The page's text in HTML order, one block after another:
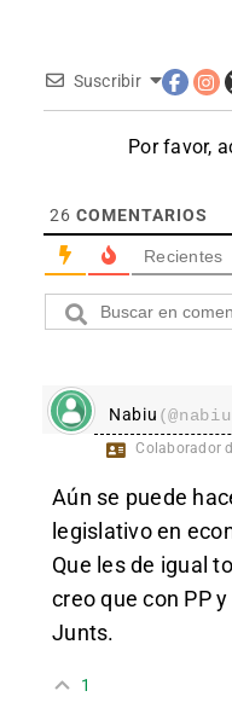
Suscribir
Por favor,
26 COMENTARIOS
Recientes
Nabiu
Colaborador
Aún se puede
legislativo en
Que les de igual
creo que con PP
Junts.
1